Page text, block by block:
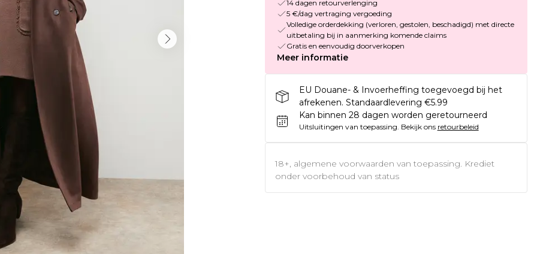
14 dagen retourverlenging
5 €/dag vertraging vergoeding
Volledige orderdekking (verloren, gestolen, beschadigd) met directe
uitbetaling bij in aanmerking komende claims
Gratis en eenvoudig doorverkopen
Meer informatie
EU Douane- & Invoerheffing toegevoegd bij het
afrekenen. Standaardlevering €5.99
Kan binnen 28 dagen worden geretourneerd
Uitsluitingen van toepassing. Bekijk ons retourbeleid
18+, algemene voorwaarden van toepassing. Krediet
onder voorbehoud van status